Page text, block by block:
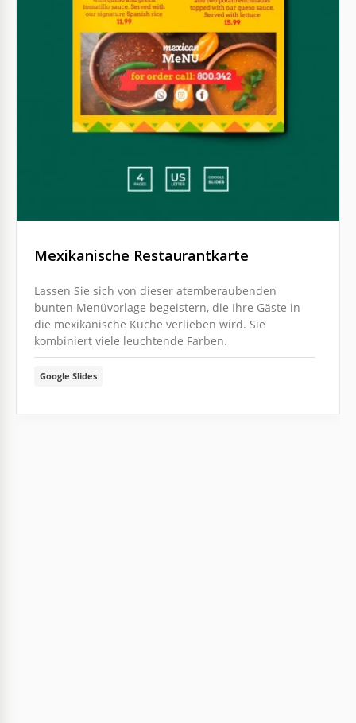
Mexikanische Restaurantkarte
Lassen Sie sich von dieser atemberaubenden
bunten Menüvorlage begeistern, die Ihre Gäste in
die mexikanische Küche verlieben wird. Sie
kombiniert viele leuchtende Farben.
Google Slides